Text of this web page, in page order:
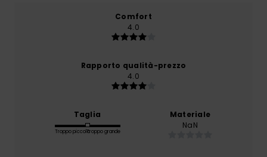
Comfort
4.0
Rapporto qualità-prezzo
4.0
Taglia
Troppo piccoloTroppo grande
Materiale
NaN